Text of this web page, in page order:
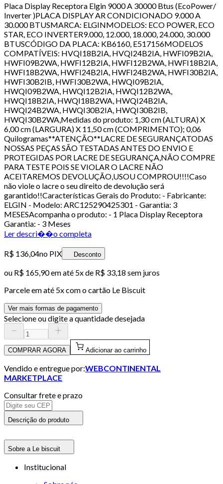
Placa Display Receptora Elgin 9000 A 30000 Btus (EcoPower/
Inverter )PLACA DISPLAY AR CONDICIONADO 9.000 A
30.000 BTUSMARCA: ELGINMODELOS: ECO POWER, ECO
STAR, ECO INVERTER9.000, 12.000, 18.000, 24.000, 30.000
BTUSCÓDIGO DA PLACA: KB6160, E517156MODELOS
COMPATÍVEIS: HVQI18B2IA, HVQI24B2IA, HWFI09B2IA,
HWFI09B2WA, HWFI12B2IA, HWFI12B2WA, HWFI18B2IA,
HWFI18B2WA, HWFI24B2IA, HWFI24B2WA, HWFI30B2IA,
HWFI30B2IB, HWFI30B2WA, HWQI09B2IA,
HWQI09B2WA, HWQI12B2IA, HWQI12B2WA,
HWQI18B2IA, HWQI18B2WA, HWQI24B2IA,
HWQI24B2WA, HWQI30B2IA, HWQI30B2IB,
HWQI30B2WA,Medidas do produto: 1,30 cm (ALTURA) X
6,00 cm (LARGURA) X 11,50 cm (COMPRIMENTO); 0,06
Quilogramas**ATENÇÃO**LACRE DE SEGURANÇATODAS
NOSSAS PEÇAS SÃO TESTADAS ANTES DO ENVIO E
PROTEGIDAS POR LACRE DE SEGURANÇA,NÃO COMPRE
PARA TESTE POIS SE VIOLAR O LACRE NÃO
ACEITAREMOS DEVOLUÇÃO,USOU COMPROU!!!!Caso
não viole o lacre o seu direito de devolução será
garantido!!Características Gerais do Produto: - Fabricante:
ELGIN - Modelo: ARC125290425301 - Garantia: 3
MESESAcompanha o produto: - 1 Placa Display Receptora
Garantia: - 3 Meses
Ler descri��o completa
R$ 136,04no PIX Desconto
ou R$ 165,90em até 5x de R$ 33,18 sem juros
Parcele em até 5x com o cartão Le Biscuit
Ver mais formas de pagamento
Selecione ou digite a quantidade desejada
COMPRAR AGORA Adicionar ao carrinho
Vendido e entregue por:WEBCONTINENTAL
MARKETPLACE
Consultar frete e prazo
Descrição do produto
Sobre a Le biscuit
Institucional